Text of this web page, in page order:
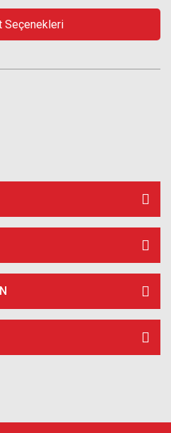
Seçenekleri